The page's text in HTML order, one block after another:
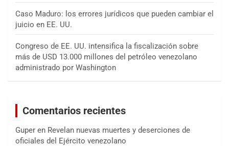
Caso Maduro: los errores jurídicos que pueden cambiar el
juicio en EE. UU.
Congreso de EE. UU. intensifica la fiscalización sobre
más de USD 13.000 millones del petróleo venezolano
administrado por Washington
Comentarios recientes
Guper en Revelan nuevas muertes y deserciones de
oficiales del Ejército venezolano